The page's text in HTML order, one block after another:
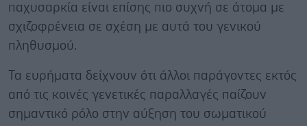
παχυσαρκία είναι επίσης πιο συχνή σε άτομα με
σχιζοφρένεια σε σχέση με αυτά του γενικού
πληθυσμού.
Τα ευρήματα δείχνουν ότι άλλοι παράγοντες εκτός
από τις κοινές γενετικές παραλλαγές παίζουν
σημαντικό ρόλο στην αύξηση του σωματικού